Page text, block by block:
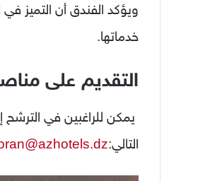
ويؤكد الفندق أن
خدماتها.
التقديم على
يمكن للراغبين في الترشح
التالي: